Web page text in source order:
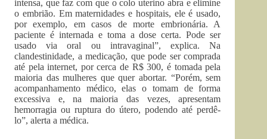
intensa, que faz com que o colo uterino abra e elimine
o embrião. Em maternidades e hospitais, ele é usado,
por exemplo, em casos de morte embrionária. A
paciente é internada e toma a dose certa. Pode ser
usado via oral ou intravaginal”, explica. Na
clandestinidade, a medicação, que pode ser comprada
até pela internet, por cerca de R$ 300, é tomada pela
maioria das mulheres que quer abortar. “Porém, sem
acompanhamento médico, elas o tomam de forma
excessiva e, na maioria das vezes, apresentam
hemorragia ou ruptura do útero, podendo até perdê-
lo”, alerta a médica.